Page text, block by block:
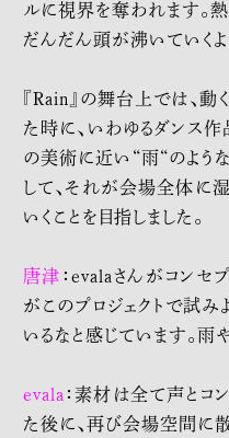
ルに視界を奪われます。
だんだん頭が沸いていく
『Rain』の舞台上では、
た時に、いわゆるダンス
の美術に近い“雨“のよう
して、それが会場全体に
いくことを目指しました。
唐津 ：evalaさんがコンセ
がこのプロジェクトで試
いるなと感じています。雨
evala ：素材は全て声とコ
た後に、再び会場空間に散